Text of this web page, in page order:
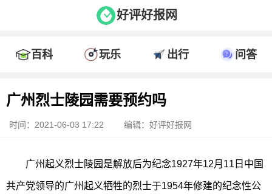
好评好报网
百科 玩乐 出行 问答
广州烈士陵园需要预约吗
时间：2021-06-03 17:22 编辑：好评好报网
广州起义烈士陵园是解放后为纪念1927年12月11日中国
共产党领导的广州起义牺牲的烈士于1954年修建的纪念性公